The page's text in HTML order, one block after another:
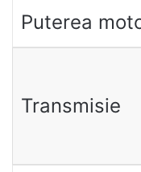
Puterea
Transmisie